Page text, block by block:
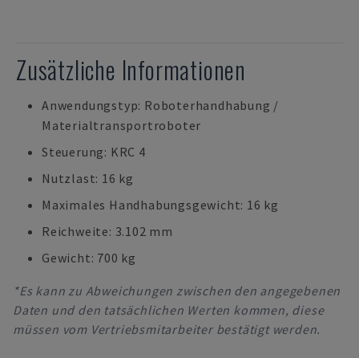
Zusätzliche Informationen
Anwendungstyp: Roboterhandhabung /
Materialtransportroboter
Steuerung: KRC 4
Nutzlast: 16 kg
Maximales Handhabungsgewicht: 16 kg
Reichweite: 3.102 mm
Gewicht: 700 kg
*Es kann zu Abweichungen zwischen den angegebenen
Daten und den tatsächlichen Werten kommen, diese
müssen vom Vertriebsmitarbeiter bestätigt werden.